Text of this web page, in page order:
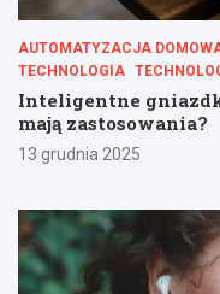
AUTOMATYZACJA
TECHNOLOGIA
Inteligentne
mają zastosowania?
13 grudnia 2025